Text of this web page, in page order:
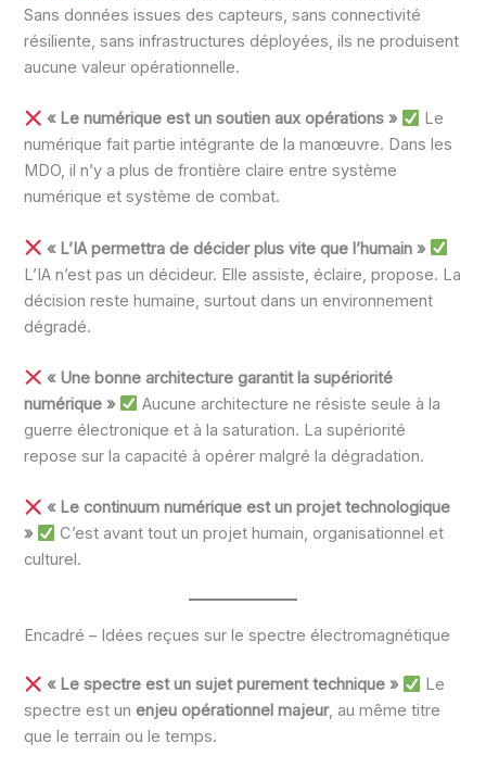
Sans données issues des capteurs, sans connectivité
résiliente, sans infrastructures déployées, ils ne produisent
aucune valeur opérationnelle.
« Le numérique est un soutien aux opérations »
Le
numérique fait partie intégrante de la manœuvre. Dans les
MDO, il n’y a plus de frontière claire entre système
numérique et système de combat.
« L’IA permettra de décider plus vite que l’humain »
L’IA n’est pas un décideur. Elle assiste, éclaire, propose. La
décision reste humaine, surtout dans un environnement
dégradé.
« Une bonne architecture garantit la supériorité
numérique »
Aucune architecture ne résiste seule à la
guerre électronique et à la saturation. La supériorité
repose sur la capacité à opérer malgré la dégradation.
« Le continuum numérique est un projet technologique
»
C’est avant tout un projet humain, organisationnel et
culturel.
Encadré – Idées reçues sur le spectre électromagnétique
« Le spectre est un sujet purement technique »
Le
spectre est unenjeu opérationnel majeur, au même titre
que le terrain ou le temps.